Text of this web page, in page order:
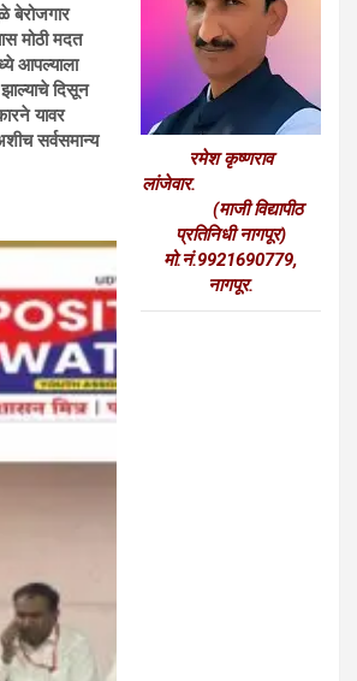
रमेश कृष्णराव
लांजेवार.
(माजी विद्यापीठ
प्रतिनिधी नागपूर)
मो.नं.9921690779,
नागपूर.
बेरोजगार
मोठी मदत
आपल्याला
दिसून
यावर
सर्वसमान्य